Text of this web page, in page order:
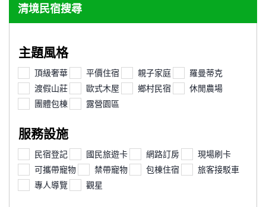
清境民宿搜尋
主題風格
頂級奢華 平價住宿 親子家庭
羅曼蒂克
渡假山莊
歐式木屋 鄉村民宿
休閒農場
團體包棟
露營園區
服務設施
民宿登記 國民旅遊卡 網路訂房
現場刷卡
可攜帶寵物
禁帶寵物 包棟住宿
旅客接駁車
專人導覽
觀星